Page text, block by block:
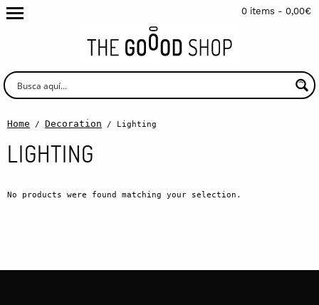
0 items - 0,00€
Home / Decoration / Lighting
LIGHTING
No products were found matching your selection.